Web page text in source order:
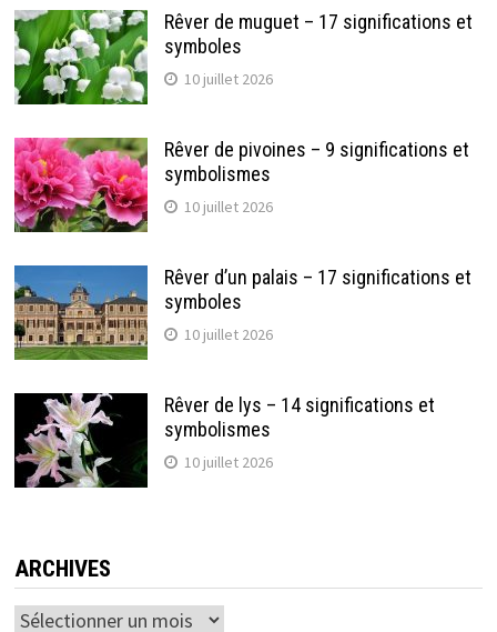
Rêver de muguet – 17 significations et
symboles
10 juillet 2026
Rêver de pivoines – 9 significations et
symbolismes
10 juillet 2026
Rêver d’un palais – 17 significations et
symboles
10 juillet 2026
Rêver de lys – 14 significations et
symbolismes
10 juillet 2026
ARCHIVES
Archives